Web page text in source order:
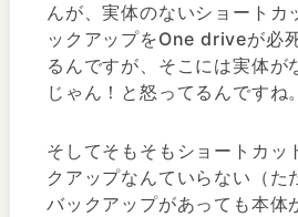
んが、実体のないショートカ
ックアップをOne driveが必
るんですが、そこには実体が
じゃん！と怒ってるんですね。
そしてそもそもショートカッ
クアップなんていらない（た
バックアップがあっても本体